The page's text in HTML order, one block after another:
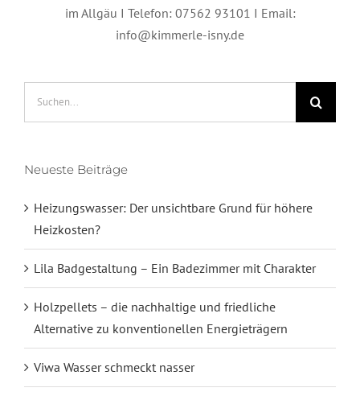
im Allgäu I Telefon: 07562 93101 I Email:
info@kimmerle-isny.de
Neueste Beiträge
Heizungswasser: Der unsichtbare Grund für höhere
Heizkosten?
Lila Badgestaltung – Ein Badezimmer mit Charakter
Holzpellets – die nachhaltige und friedliche
Alternative zu konventionellen Energieträgern
Viwa Wasser schmeckt nasser